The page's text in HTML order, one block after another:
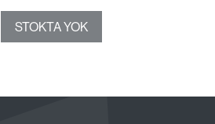
STOKTA YOK